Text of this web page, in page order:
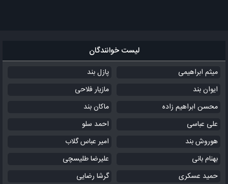
لیست خوانندگان
میثم ابراهیمی
پازل بند
ایوان بند
مازیار فلاحی
محسن ابراهیم زاده
ماکان بند
علی عباسی
احمد سلو
هوروش بند
امیر عباس گلاب
بهنام بانی
علیرضا طلیسچی
حمید عسکری
گرشا رضایی